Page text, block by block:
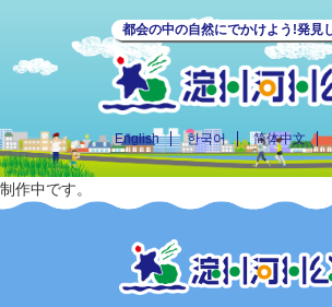
都会の中の自然にでかけよう!発見
English 한국어 简体中文
制作中です。